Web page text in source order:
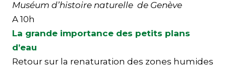
Muséum d’histoire naturelle de Genève
A 10h
La grande importance des petits plans
d’eau
Retour sur la renaturation des zones humides